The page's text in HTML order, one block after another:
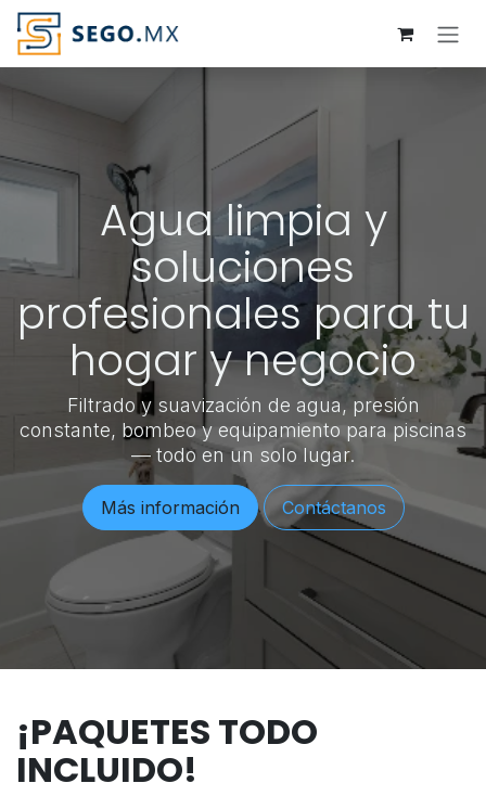
Ir al contenido
Agua limpia y
soluciones
profesionales para tu
hogar y negocio
Filtrado y suavización de agua, presión
constante, bombeo y equipamiento para piscinas
— todo en un solo lugar.
Más información Contáctanos
¡PAQUETES TODO
INCLUIDO!